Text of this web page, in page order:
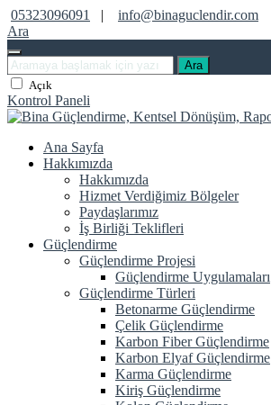
05323096091 |
info@binaguclendir.com
Ara
Ara
Açık
Kontrol Paneli
Ana Sayfa
Hakkımızda
Hakkımızda
Hizmet Verdiğimiz Bölgeler
Paydaşlarımız
İş Birliği Teklifleri
Güçlendirme
Güçlendirme Projesi
Güçlendirme Uygulamaları
Güçlendirme Türleri
Betonarme Güçlendirme
Çelik Güçlendirme
Karbon Fiber Güçlendirme
Karbon Elyaf Güçlendirme
Karma Güçlendirme
Kiriş Güçlendirme